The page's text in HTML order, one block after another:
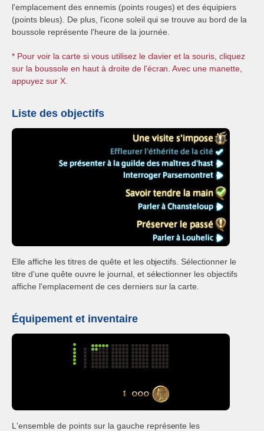
l'emplacement des ennemis (points rouges) et des équipiers
(points bleus). De plus, l'icone soleil qui se trouve au bord de la
boussole représente l'heure de la journée.
* Pour voir la carte si vous utilisez le clavier et la souris, cliquez
sur la boussole en haut à droite de l'écran. Avec une manette,
appuyez sur X.
Liste des objectifs
Elle affiche les titres de quête et les objectifs. Sélectionner le
titre d'une quête ouvre le journal, et sélectionner les objectifs
affiche l'emplacement de ces derniers sur la carte.
Équipement et inventaire
L'ensemble de points sur la gauche représente les